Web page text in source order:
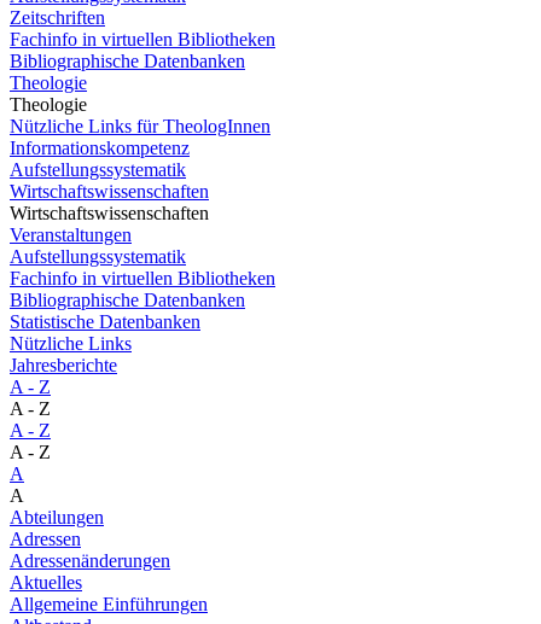
Zeitschriften
Fachinfo in virtuellen Bibliotheken
Bibliographische Datenbanken
Theologie
Theologie
Nützliche Links für TheologInnen
Informationskompetenz
Aufstellungssystematik
Wirtschaftswissenschaften
Wirtschaftswissenschaften
Veranstaltungen
Aufstellungssystematik
Fachinfo in virtuellen Bibliotheken
Bibliographische Datenbanken
Statistische Datenbanken
Nützliche Links
Jahresberichte
A - Z
A - Z
A - Z
A - Z
A
A
Abteilungen
Adressen
Adressenänderungen
Aktuelles
Allgemeine Einführungen